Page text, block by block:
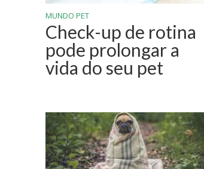
MUNDO PET
Check-up de rotina
pode prolongar a
vida do seu pet